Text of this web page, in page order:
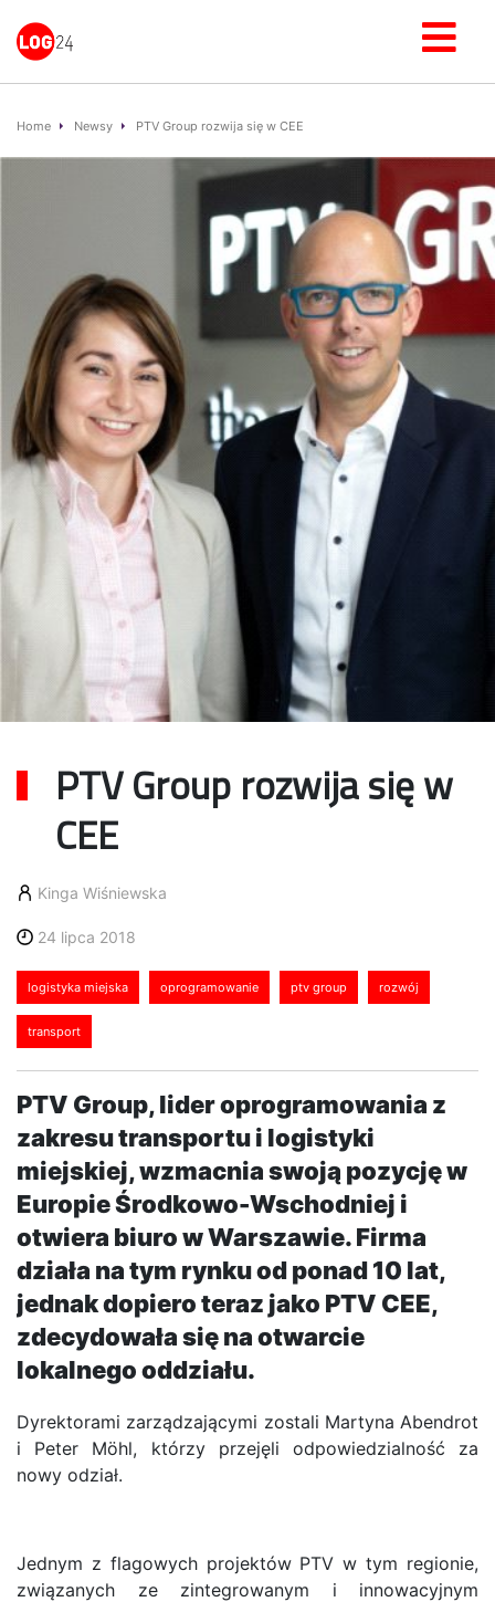
Home Newsy PTV Group rozwija się w CEE
PTV Group rozwija się w
CEE
Kinga Wiśniewska
24 lipca 2018
logistyka miejska oprogramowanie ptv group rozwój
transport
PTV Group, lider oprogramowania z
zakresu transportu i logistyki
miejskiej, wzmacnia swoją pozycję w
Europie Środkowo-Wschodniej i
otwiera biuro w Warszawie. Firma
działa na tym rynku od ponad 10 lat,
jednak dopiero teraz jako PTV CEE,
zdecydowała się na otwarcie
lokalnego oddziału.
Dyrektorami zarządzającymi zostali Martyna Abendrot
i Peter Möhl, którzy przejęli odpowiedzialność za
nowy odział.
Jednym z flagowych projektów PTV w tym regionie,
związanych ze zintegrowanym i innowacyjnym